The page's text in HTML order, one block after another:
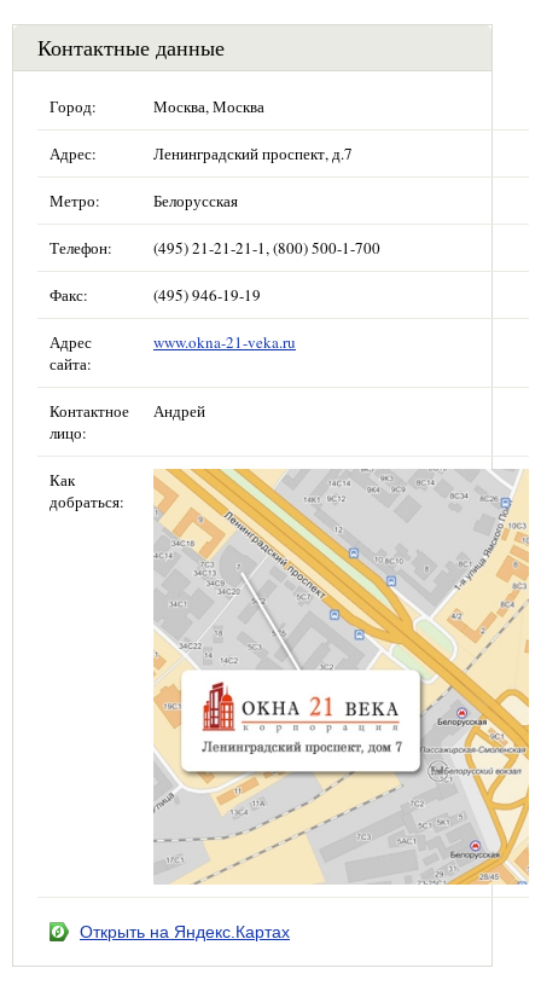
Контактные данные
Город: Москва, Москва
Адрес: Ленинградский проспект, д.7
Метро: Белорусская
Телефон: (495) 21-21-21-1, (800) 500-1-700
Факс: (495) 946-19-19
Адрес
сайта:
www.okna-21-veka.ru
Контактное
лицо:
Андрей
Как
добраться:
Открыть на Яндекс.Картах